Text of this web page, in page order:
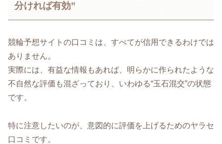
分ければ有効”
競輪予想サイトの口コミは、すべてが信用できるわけでは
ありません。
実際には、有益な情報もあれば、明らかに作られたような
不自然な評価も混ざっており、いわゆる“玉石混交”の状態
です。
特に注意したいのが、意図的に評価を上げるためのヤラセ
口コミです。